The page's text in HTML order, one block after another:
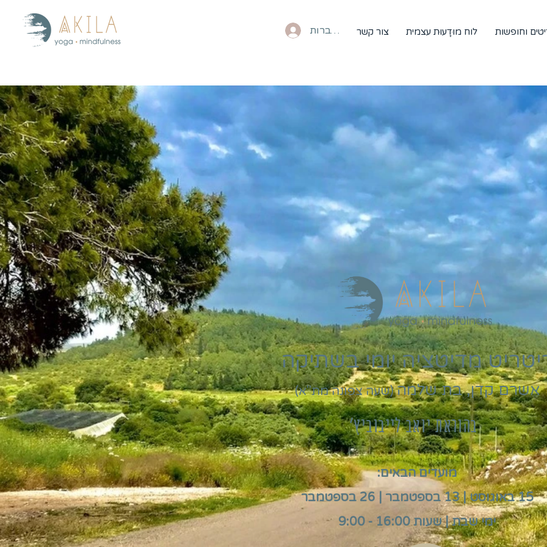
להתחברות וחופשות לוח מוּדָעוּת עצמית צור קשר
מדיטציה יומי בשתיקה
אשרם קדן, בת שלמה(שעה צפונה מת"א)
בהוראת יואב לייבוביץ'
מועדים הבאים:
15 באוגוסט | 13 בספטמבר | 26 בספטמבר
ימי שבת | שעות 16:00 - 9:00